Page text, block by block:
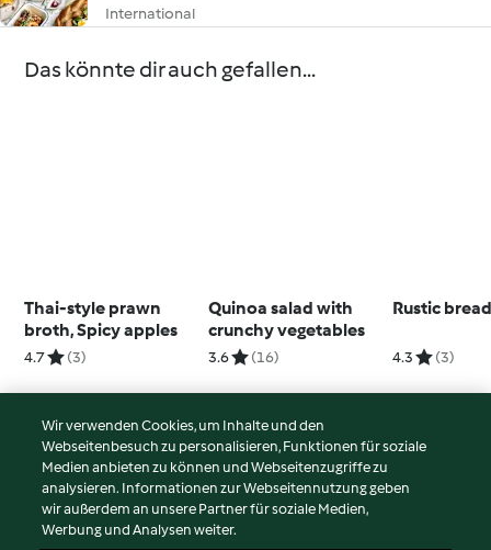
International
Das könnte dir auch gefallen...
Thai-style prawn
broth, Spicy apples
4.7 (3)
Quinoa salad with
crunchy vegetables
3.6 (16)
Rustic
4.3 (3)
© Copyright 2026
Nutzungsbedingungen
Datenschutzrichtlinien
Wir verwenden Cookies, um Inhalte und den
Webseitenbesuch zu personalisieren, Funktionen für soziale
Medien anbieten zu können und Webseitenzugriffe zu
analysieren. Informationen zur Webseitennutzung geben
wir außerdem an unsere Partner für soziale Medien,
Werbung und Analysen weiter.